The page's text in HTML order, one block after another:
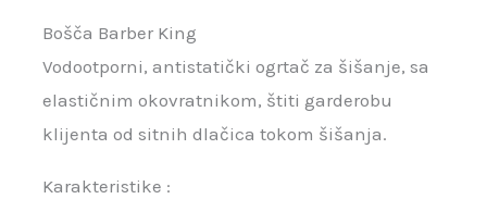
Bošča Barber King
Vodootporni, antistatički ogrtač za šišanje, sa
elastičnim okovratnikom, štiti garderobu
klijenta od sitnih dlačica tokom šišanja.
Karakteristike :